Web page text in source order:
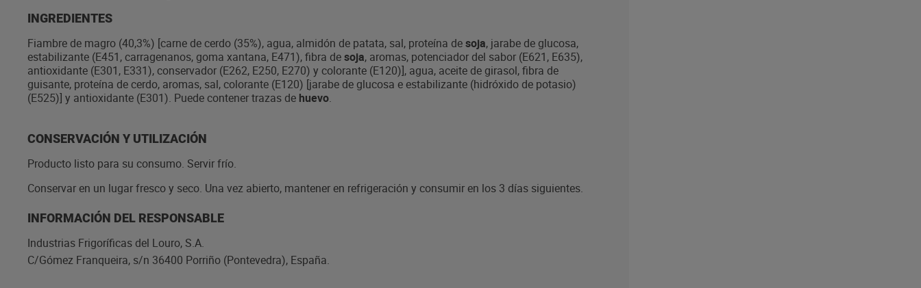
INGREDIENTES
Fiambre de magro (40,3%) [carne de cerdo (35%), agua, almidón de patata, sal, proteína desoja, jarabe de glucosa,
estabilizante (E451, carragenanos, goma xantana, E471), fibra desoja, aromas, potenciador del sabor (E621, E635),
antioxidante (E301, E331), conservador (E262, E250, E270) y colorante (E120)], agua, aceite de girasol, fibra de
guisante, proteína de cerdo, aromas, sal, colorante (E120) [jarabe de glucosa e estabilizante (hidróxido de potasio)
(E525)] y antioxidante (E301). Puede contener trazas de huevo.
CONSERVACIÓN Y UTILIZACIÓN
Producto listo para su consumo. Servir frío.
Conservar en un lugar fresco y seco. Una vez abierto, mantener en refrigeración y consumir en los 3 días siguientes.
INFORMACIÓN DEL RESPONSABLE
Industrias Frigoríficas del Louro, S.A.
C/Gómez Franqueira, s/n 36400 Porriño (Pontevedra), España.